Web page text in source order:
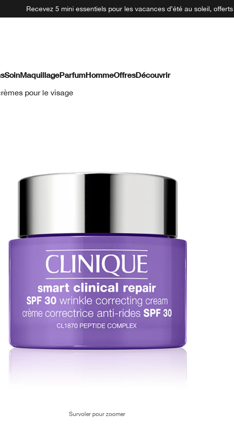
Recevez 5 mini essentiels pour les vacances d’été au soleil,
SoinMaquillageParfumHommeOffresDécouvrir
pour le visage
Survoler pour zoomer